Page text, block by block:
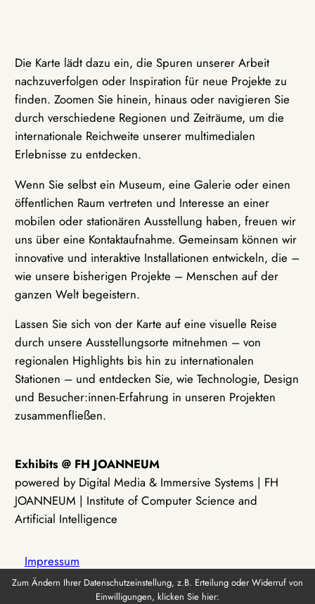
Die Karte lädt dazu ein, die Spuren unserer Arbeit
nachzuverfolgen oder Inspiration für neue Projekte zu
finden. Zoomen Sie hinein, hinaus oder navigieren Sie
durch verschiedene Regionen und Zeiträume, um die
internationale Reichweite unserer multimedialen
Erlebnisse zu entdecken.
Wenn Sie selbst ein Museum, eine Galerie oder einen
öffentlichen Raum vertreten und Interesse an einer
mobilen oder stationären Ausstellung haben, freuen wir
uns über eine Kontaktaufnahme. Gemeinsam können wir
innovative und interaktive Installationen entwickeln, die –
wie unsere bisherigen Projekte – Menschen auf der
ganzen Welt begeistern.
Lassen Sie sich von der Karte auf eine visuelle Reise
durch unsere Ausstellungsorte mitnehmen – von
regionalen Highlights bis hin zu internationalen
Stationen – und entdecken Sie, wie Technologie, Design
und Besucher:innen-Erfahrung in unseren Projekten
zusammenfließen.
Exhibits @ FH JOANNEUM
powered by Digital Media & Immersive Systems | FH
JOANNEUM | Institute of Computer Science and
Artificial Intelligence
Impressum
Zum Ändern Ihrer Datenschutzeinstellung, z.B. Erteilung oder Widerruf von
Einwilligungen, klicken Sie hier: